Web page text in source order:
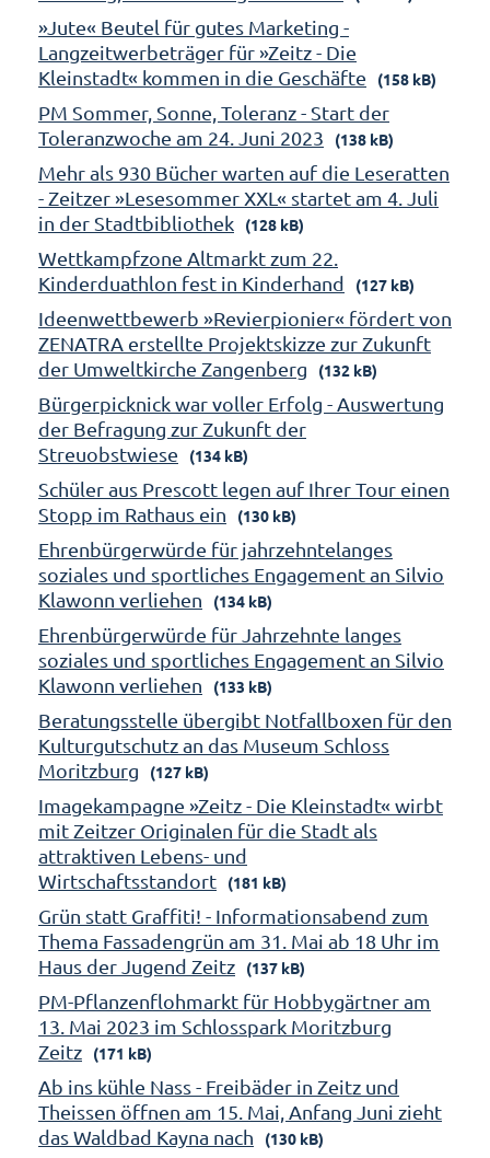
»Jute« Beutel für gutes Marketing -
Langzeitwerbeträger für »Zeitz - Die
Kleinstadt« kommen in die Geschäfte
(158 kB)
PM Sommer, Sonne, Toleranz - Start der
Toleranzwoche am 24. Juni 2023
(138 kB)
Mehr als 930 Bücher warten auf die Leseratten
- Zeitzer »Lesesommer XXL« startet am 4. Juli
in der Stadtbibliothek
(128 kB)
Wettkampfzone Altmarkt zum 22.
Kinderduathlon fest in Kinderhand
(127 kB)
Ideenwettbewerb »Revierpionier« fördert von
ZENATRA erstellte Projektskizze zur Zukunft
der Umweltkirche Zangenberg
(132 kB)
Bürgerpicknick war voller Erfolg - Auswertung
der Befragung zur Zukunft der
Streuobstwiese
(134 kB)
Schüler aus Prescott legen auf Ihrer Tour einen
Stopp im Rathaus ein
(130 kB)
Ehrenbürgerwürde für jahrzehntelanges
soziales und sportliches Engagement an Silvio
Klawonn verliehen
(134 kB)
Ehrenbürgerwürde für Jahrzehnte langes
soziales und sportliches Engagement an Silvio
Klawonn verliehen
(133 kB)
Beratungsstelle übergibt Notfallboxen für den
Kulturgutschutz an das Museum Schloss
Moritzburg
(127 kB)
Imagekampagne »Zeitz - Die Kleinstadt« wirbt
mit Zeitzer Originalen für die Stadt als
attraktiven Lebens- und
Wirtschaftsstandort
(181 kB)
Grün statt Graffiti! - Informationsabend zum
Thema Fassadengrün am 31. Mai ab 18 Uhr im
Haus der Jugend Zeitz
(137 kB)
PM-Pflanzenflohmarkt für Hobbygärtner am
13. Mai 2023 im Schlosspark Moritzburg
Zeitz
(171 kB)
Ab ins kühle Nass - Freibäder in Zeitz und
Theissen öffnen am 15. Mai, Anfang Juni zieht
das Waldbad Kayna nach
(130 kB)